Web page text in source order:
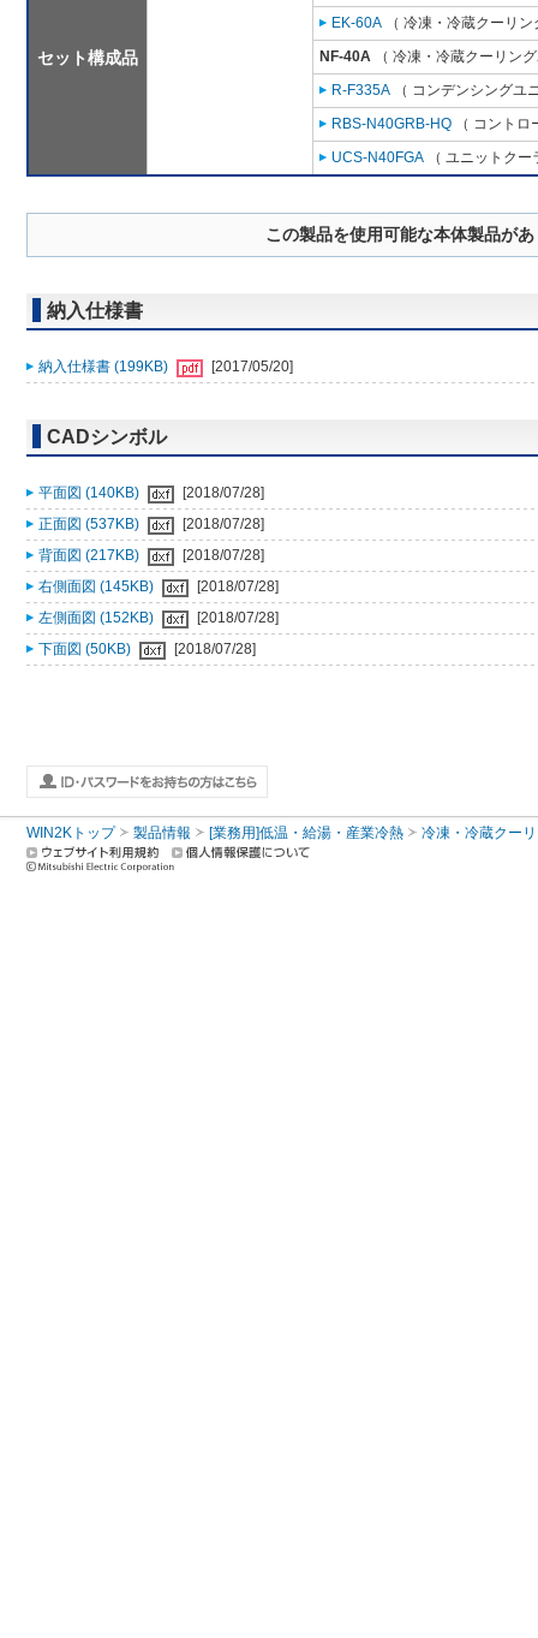
セット構成品
EK-60A （ 冷凍・冷蔵クーリ
NF-40A （ 冷凍・冷蔵クーリン
R-F335A （ コンデンシングユ
RBS-N40GRB-HQ （ コント
UCS-N40FGA （ ユニットク
この製品を使用可能な本体製品が
納入仕様書
納入仕様書 (199KB) [2017/05/20]
CADシンボル
平面図 (140KB)
[2018/07/28]
正面図 (537KB)
[2018/07/28]
背面図 (217KB)
[2018/07/28]
右側面図 (145KB)
[2018/07/28]
左側面図 (152KB)
[2018/07/28]
下面図 (50KB)
[2018/07/28]
WIN2Kトップ 製品情報 [業務用]低温・給湯・産業冷熱 冷凍・冷蔵クー